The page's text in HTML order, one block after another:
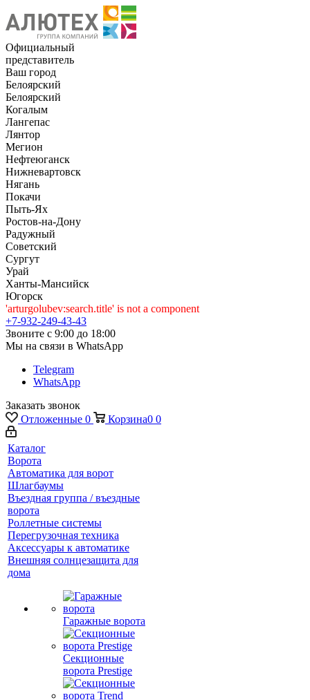
Официальный
представитель
Ваш город
Белоярский
Белоярский
Когалым
Лангепас
Лянтор
Мегион
Нефтеюганск
Нижневартовск
Нягань
Покачи
Пыть-Ях
Рoстов-на-Дону
Радужный
Советский
Сургут
Урай
Ханты-Мансийск
Югорск
'arturgolubev:search.title' is not a component
+7-932-249-43-43
Звоните с 9:00 до 18:00
Мы на связи в WhatsApp
Telegram
WhatsApp
Заказать звонок
Отложенные 0 Корзина0 0
Каталог
Ворота
Автоматика для ворот
Шлагбаумы
Въездная группа / въездные
ворота
Роллетные системы
Перегрузочная техника
Аксессуары к автоматике
Внешняя солнцезащита для
дома
Гаражные ворота
Секционные
ворота Prestige